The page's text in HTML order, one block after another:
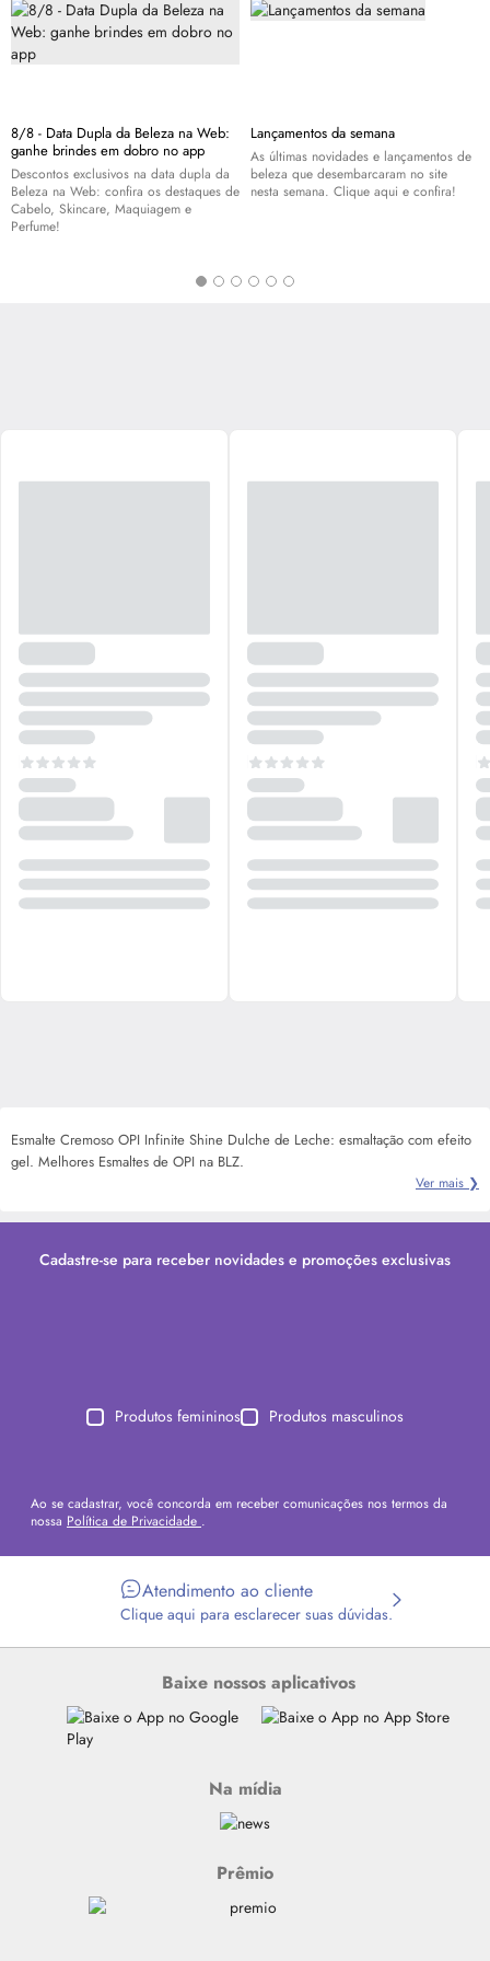
8/8 - Data Dupla da Beleza na Web:
ganhe brindes em dobro no app
Descontos exclusivos na data dupla da
Beleza na Web: confira os destaques de
Cabelo, Skincare, Maquiagem e
Perfume!
Lançamentos da semana
As últimas novidades e lançamentos de
beleza que desembarcaram no site
nesta semana. Clique aqui e confira!
Esmalte Cremoso OPI Infinite Shine Dulche de Leche: esmaltação com efeito
gel. Melhores Esmaltes de OPI na BLZ.
Ver mais ❯
Cadastre-se para receber novidades e promoções exclusivas
Produtos femininos Produtos masculinos
Ao se cadastrar, você concorda em receber comunicações nos termos da
nossa Política de Privacidade .
Atendimento ao cliente
Clique aqui para esclarecer suas dúvidas.
Baixe nossos aplicativos
Na mídia
Prêmio